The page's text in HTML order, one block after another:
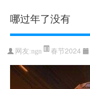
哪过年了没有
网友:ngn 春节2024